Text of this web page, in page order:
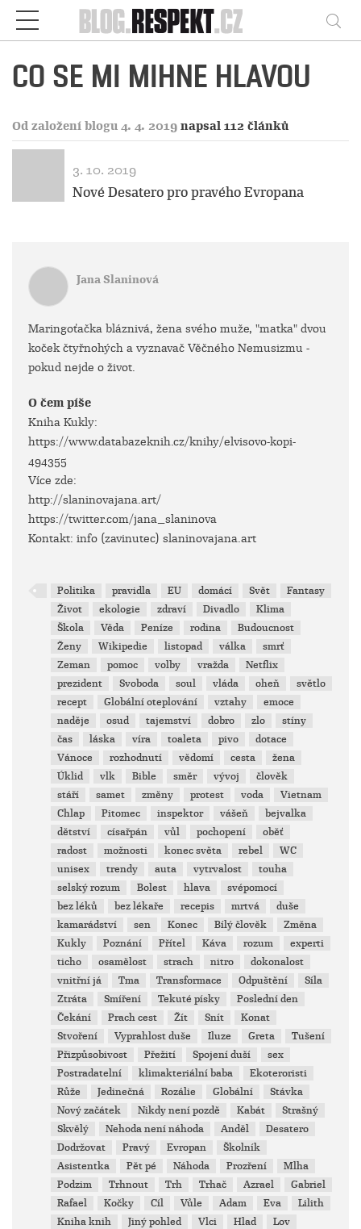
Respekt
CO SE MI MIHNE HLAVOU
Od založení blogu 4. 4. 2019 napsal 112 článků
3. 10. 2019
Nové Desatero pro pravého Evropana
Jana Slaninová
Maringoťačka bláznivá, žena svého muže, "matka" dvou
koček čtyřnohých a vyznavač Věčného Nemusizmu -
pokud nejde o život.
O čem píše
Kniha Kukly:
https://www.databazeknih.cz/knihy/elvisovo-kopi-
494355
Více zde:
http://slaninovajana.art/
https://twitter.com/jana_slaninova
Kontakt: info (zavinutec) slaninovajana.art
Politika pravidla EU domácí Svět
Fantasy
Život
ekologie zdraví Divadlo
Klima
Škola
Věda Peníze rodina
Budoucnost
Ženy
Wikipedie listopad válka
smrť
Zeman
pomoc volby vražda
Netflix
prezident
Svoboda soul vláda oheň
světlo
recept
Globální oteplování vztahy
emoce
naděje
osud tajemství dobro zlo
stíny
čas
láska víra toaleta pivo
dotace
Vánoce
rozhodnutí vědomí cesta
žena
Úklid
vlk Bible směr vývoj
člověk
stáří
samet změny protest voda
Vietnam
Chlap
Pitomec inspektor vášeň
bejvalka
dětství
císařpán vůl pochopení
oběť
radost
možnosti konec světa rebel
WC
unisex
trendy auta vytrvalost
touha
selský rozum
Bolest hlava
svépomocí
bez léků
bez lékaře recepis mrtvá
duše
kamarádství
sen Konec Bílý člověk
Změna
Kukly
Poznání Přítel Káva rozum
experti
ticho
osamělost strach nitro
dokonalost
vnitřní já
Tma Transformace Odpuštění
Síla
Ztráta
Smíření Tekuté písky
Poslední den
Čekání
Prach cest Žít Snít
Konat
Stvoření
Vyprahlost duše Iluze Greta
Tušení
Přizpůsobivost
Přežití Spojení duší
sex
Postradatelní
klimakteriální baba
Ekoteroristi
Růže
Jedinečná Rozálie Globální
Stávka
Nový začátek
Nikdy není pozdě Kabát
Strašný
Skvělý
Nehoda není náhoda Anděl
Desatero
Dodržovat
Pravý Evropan
Školník
Asistentka
Pět pé Náhoda Prozření
Mlha
Podzim
Trhnout Trh Trhač Azrael
Gabriel
Rafael
Kočky Cíl Vůle Adam Eva
Lilith
Kniha knih
Jiný pohled Vlci Hlad
Lov